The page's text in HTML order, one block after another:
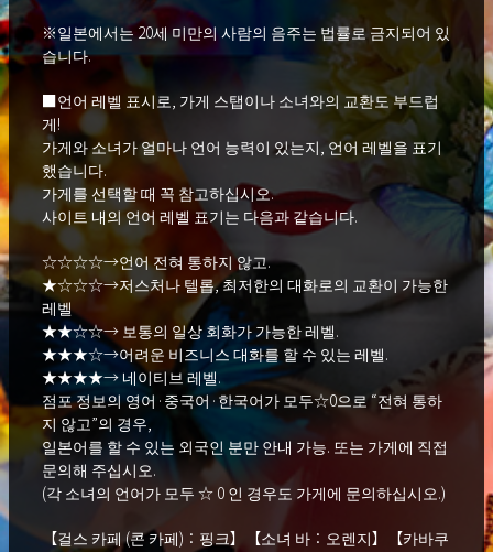
※일본에서는 20세 미만의 사람의 음주는 법률로 금지되어 있
습니다.
■언어 레벨 표시로, 가게 스탭이나 소녀와의 교환도 부드럽
게!
가게와 소녀가 얼마나 언어 능력이 있는지, 언어 레벨을 표기
했습니다.
가게를 선택할 때 꼭 참고하십시오.
사이트 내의 언어 레벨 표기는 다음과 같습니다.
☆☆☆☆→언어 전혀 통하지 않고.
★☆☆☆→저스처나 텔롭, 최저한의 대화로의 교환이 가능한
레벨
★★☆☆→ 보통의 일상 회화가 가능한 레벨.
★★★☆→어려운 비즈니스 대화를 할 수 있는 레벨.
★★★★→ 네이티브 레벨.
점포 정보의 영어·중국어·한국어가 모두☆0으로 “전혀 통하
지 않고”의 경우,
일본어를 할 수 있는 외국인 분만 안내 가능. 또는 가게에 직접
문의해 주십시오.
(각 소녀의 언어가 모두 ☆ 0 인 경우도 가게에 문의하십시오.)
【걸스 카페 (콘 카페)：핑크】【소녀 바：오렌지】【카바쿠